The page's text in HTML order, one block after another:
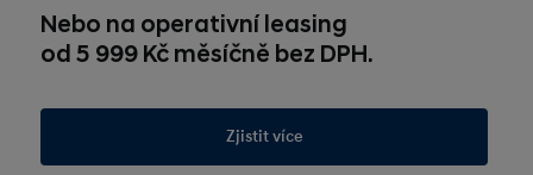
Nebo na operativní leasing
od 5 999 Kč měsíčně bez DPH.
Zjistit více